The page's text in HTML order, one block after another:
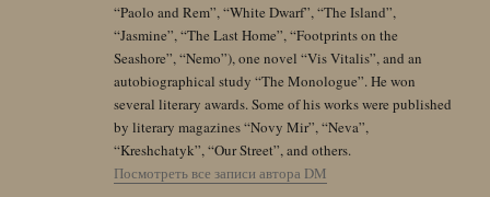
“Paolo and Rem”, “White Dwarf”, “The Island”,
“Jasmine”, “The Last Home”, “Footprints on the
Seashore”, “Nemo”), one novel “Vis Vitalis”, and an
autobiographical study “The Monologue”. He won
several literary awards. Some of his works were published
by literary magazines “Novy Mir”, “Neva”,
“Kreshchatyk”, “Our Street”, and others.
Посмотреть все записи автора DM